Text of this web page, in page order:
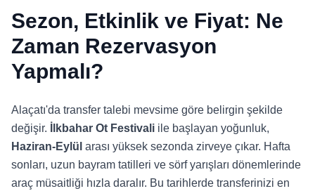
Sezon, Etkinlik ve Fiyat: Ne
Zaman Rezervasyon
Yapmalı?
Alaçatı'da transfer talebi mevsime göre belirgin şekilde
değişir.
İlkbahar Ot Festivali ile başlayan yoğunluk,
Haziran-Eylül arası yüksek sezonda zirveye çıkar. Hafta
sonları, uzun bayram tatilleri ve sörf yarışları dönemlerinde
araç müsaitliği hızla daralır. Bu tarihlerde transferinizi en